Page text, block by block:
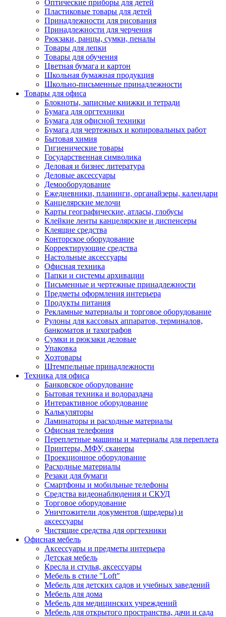
Оптические приборы для детей
Пластиковые товары для детей
Принадлежности для рисования
Принадлежности для черчения
Рюкзаки, ранцы, сумки, пеналы
Товары для лепки
Товары для обучения
Цветная бумага и картон
Школьная бумажная продукция
Школьно-письменные принадлежности
Товары для офиса
Блокноты, записные книжки и тетради
Бумага для оргтехники
Бумага для офисной техники
Бумага для чертежных и копировальных работ
Бытовая химия
Гигиенические товары
Государственная символика
Деловая и бизнес литература
Деловые аксессуары
Демооборудование
Ежедневники, планинги, органайзеры, календари
Канцелярские мелочи
Карты географические, атласы, глобусы
Клейкие ленты канцелярские и диспенсеры
Клеящие средства
Конторское оборудование
Корректирующие средства
Настольные аксессуары
Офисная техника
Папки и системы архивации
Письменные и чертежные принадлежности
Предметы оформления интерьера
Продукты питания
Рекламные материалы и торговое оборудование
Рулоны для кассовых аппаратов, терминалов,
банкоматов и тахографов
Сумки и рюкзаки деловые
Упаковка
Хозтовары
Штемпельные принадлежности
Техника для офиса
Банковское оборудование
Бытовая техника и водораздача
Интерактивное оборудование
Калькуляторы
Ламинаторы и расходные материалы
Офисная телефония
Переплетные машины и материалы для переплета
Принтеры, МФУ, сканеры
Проекционное оборудование
Расходные материалы
Резаки для бумаги
Смартфоны и мобильные телефоны
Средства видеонаблюдения и СКУД
Торговое оборудование
Уничтожители документов (шредеры) и
аксессуары
Чистящие средства для оргтехники
Офисная мебель
Аксессуары и предметы интерьера
Детская мебель
Кресла и стулья, аксессуары
Мебель в стиле "Loft"
Мебель для детских садов и учебных заведений
Мебель для дома
Мебель для медицинских учреждений
Мебель для открытого пространства, дачи и сада